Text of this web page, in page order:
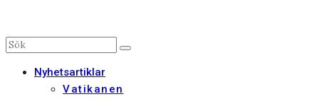
Nyhetsartiklar
Vatikanen